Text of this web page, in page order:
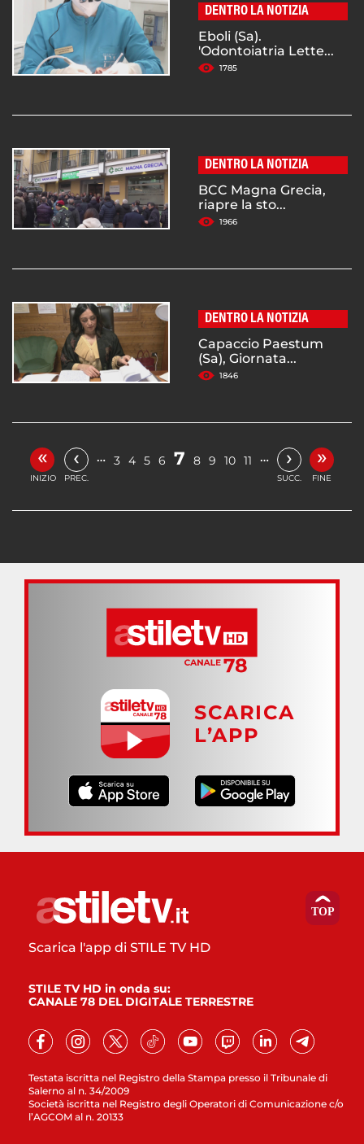
DENTRO LA NOTIZIA
Eboli (Sa).
'Odontoiatria Lette...
1785
DENTRO LA NOTIZIA
BCC Magna Grecia,
riapre la sto...
1966
DENTRO LA NOTIZIA
Capaccio Paestum
(Sa), Giornata...
1846
«
INIZIO
‹
PREC.
… 3 4 5 6 7 8 9 10 11 … ›
SUCC.
»
FINE
SCARICA
L’APP
Testata iscritta nel Registro della Stampa presso il Tribunale di
Salerno al n. 34/2009
Società iscritta nel Registro degli Operatori di Comunicazione c/o
l’AGCOM al n. 20133
Scarica l'app di STILE TV HD
STILE TV HD in onda su:
CANALE 78 DEL DIGITALE TERRESTRE